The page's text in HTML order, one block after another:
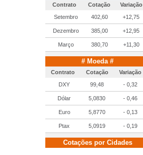
Contrato Cotação
Variação
Setembro
402,60 +12,75
Dezembro 385,00 +12,95
Março 380,70 +11,30
# Moeda #
Contrato Cotação
Variação
DXY
99,48 - 0,32
Dólar 5,0830 - 0,46
Euro 5,8770 - 0,13
Ptax 5,0919 - 0,19
Cotações por Cidades